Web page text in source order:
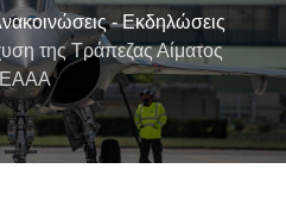
- Εκδηλώσεις
της Τράπεζας Αίματος
ΕΑΑΑ